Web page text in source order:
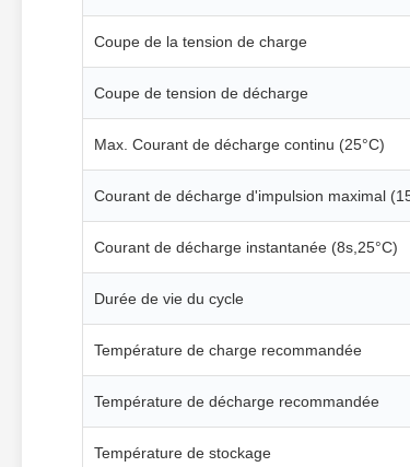
Coupe de la tension de charge
Coupe de tension de décharge
Max. Courant de décharge continu (25°C)
Courant de décharge d'impulsion maximal
Courant de décharge instantanée (8s,25°C)
Durée de vie du cycle
Température de charge recommandée
Température de décharge recommandée
Température de stockage